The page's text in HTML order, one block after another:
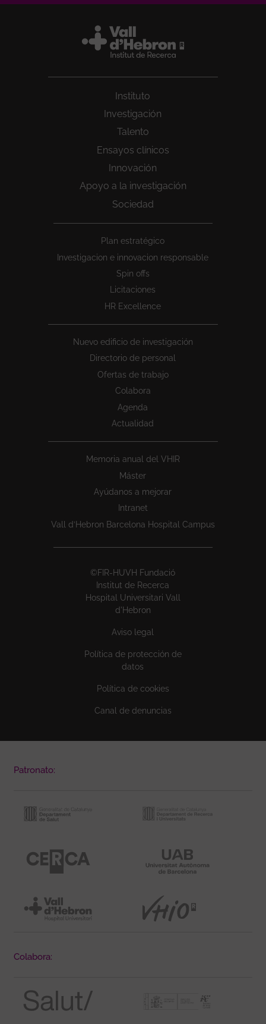
Instituto
Investigación
Talento
Ensayos clínicos
Innovación
Apoyo a la investigación
Sociedad
Plan estratégico
Investigacion e innovacion responsable
Spin offs
Licitaciones
HR Excellence
Nuevo edificio de investigación
Directorio de personal
Ofertas de trabajo
Colabora
Agenda
Actualidad
Memoria anual del VHIR
Máster
Ayúdanos a mejorar
Intranet
Vall d’Hebron Barcelona Hospital Campus
©FIR-HUVH Fundació
Institut de Recerca
Hospital Universitari Vall
d'Hebron
Aviso legal
Política de protección de
datos
Política de cookies
Canal de denuncias
Patronato:
Colabora: